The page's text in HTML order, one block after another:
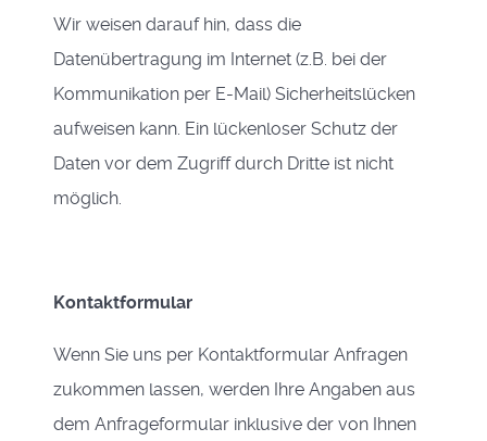
Wir weisen darauf hin, dass die
Datenübertragung im Internet (z.B. bei der
Kommunikation per E-Mail) Sicherheitslücken
aufweisen kann. Ein lückenloser Schutz der
Daten vor dem Zugriff durch Dritte ist nicht
möglich.
Kontaktformular
Wenn Sie uns per Kontaktformular Anfragen
zukommen lassen, werden Ihre Angaben aus
dem Anfrageformular inklusive der von Ihnen